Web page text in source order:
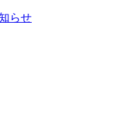
らせ